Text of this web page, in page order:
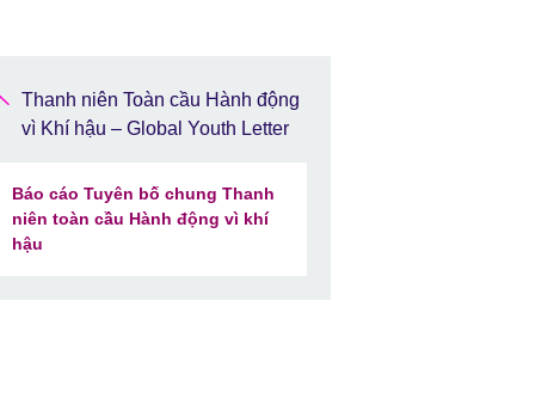
Thanh niên Toàn cầu Hành động
vì Khí hậu – Global Youth Letter
Báo cáo Tuyên bố chung Thanh
niên toàn cầu Hành động vì khí
hậu